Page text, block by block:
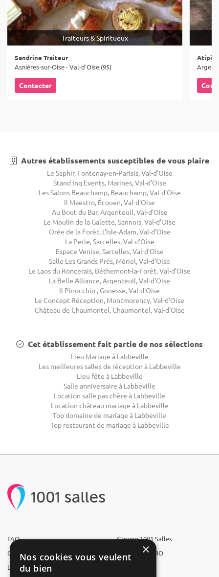
Traiteurs & Spiritueux
Sandrine Traiteur
Asnières-sur-Oise - Val-d'Oise (95)
Contacter
Atipik
Autres établissements susceptibles de vous plaire
Le Saphir, Fontenay-en-Parisis, Val-d'Oise
Stand Ing Events, Marines, Val-d'Oise
Les Salons Beauchamp, Beauchamp, Val-d'Oise
Il Maestro, Écouen, Val-d'Oise
Au Bout du Bar, Argenteuil, Val-d'Oise
Le Moulin de la Galette, Sannois, Val-d'Oise
Orée de la Forêt, L'Isle-Adam, Val-d'Oise
La Perle, Sarcelles, Val-d'Oise
Espace Venise, Sarcelles, Val-d'Oise
Salle Les Grands Prés, Mériel, Val-d'Oise
Le Laos du Roncerais, Béthemont-la-Forêt, Val-d'Oise
La Belle Alliance, Argenteuil, Val-d'Oise
Il Pinocchio , Gonesse, Val-d'Oise
Le Concept Réception, Montmorency, Val-d'Oise
Château de Chaumontel, Chaumontel, Val-d'Oise
Cet établissement fait partie de nos sélections
Lieu Mariage à Labbeville
Les meilleures salles de réception à Labbeville
Lieu fête à Labbeville
Salle anniversaire à Labbeville
Location salle pas chère à Labbeville
Location château mariage à Labbeville
Top domaine de mariage à Labbeville
Top restaurant de mariage à Labbeville
FAQ
Qui sommes-nous ?
L'équipe
Groupe 1001 Salles
1001 Salles PRO
1001 Traiteurs
×
Nos cookies vous veulent
du bien